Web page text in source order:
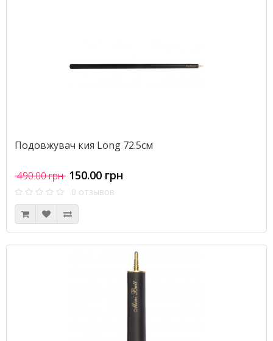
Подовжувач кия Long 72.5см
490.00 грн 150.00 грн
0 отзывов